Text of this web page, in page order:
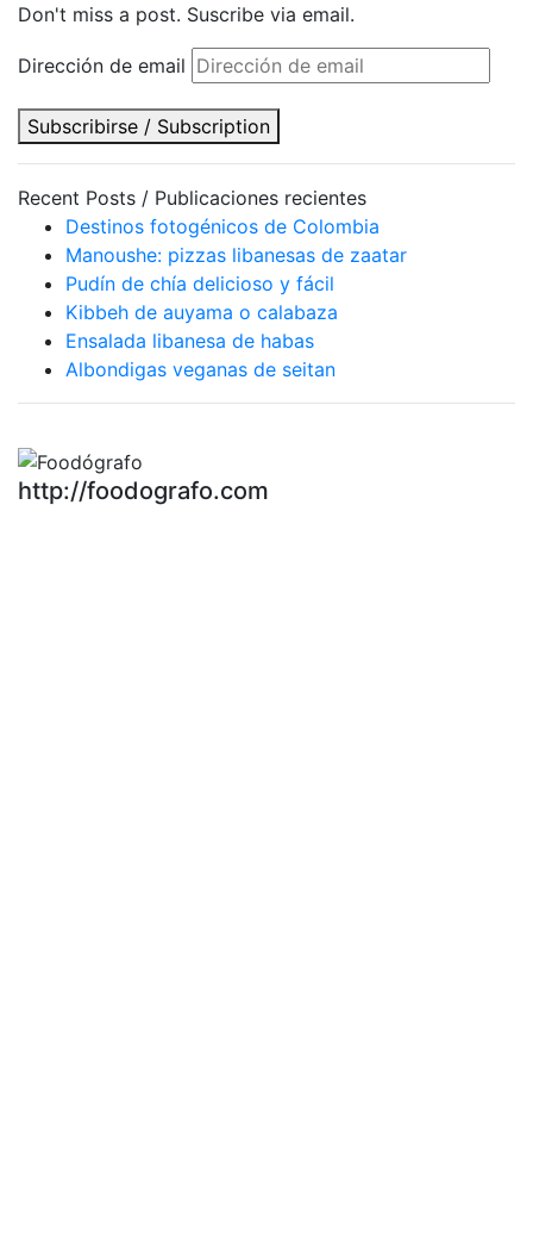
Don't miss a post. Suscribe via email.
Dirección de email
Subscribirse / Subscription
Recent Posts / Publicaciones recientes
Destinos fotogénicos de Colombia
Manoushe: pizzas libanesas de zaatar
Pudín de chía delicioso y fácil
Kibbeh de auyama o calabaza
Ensalada libanesa de habas
Albondigas veganas de seitan
http://foodografo.com